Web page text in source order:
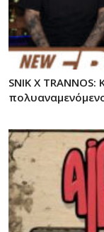
SNIK X